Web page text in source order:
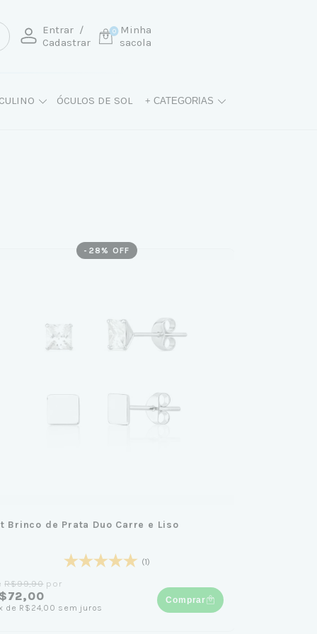
Entrar /
Cadastrar
Minha
sacola
0
ÓCULOS DE SOL + CATEGORIAS
- 28 % OFF
Brinco de Prata Duo Carre e Liso
(1)
R$99,90por
de R$24,00 sem juros
Comprar